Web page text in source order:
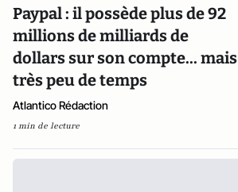
Paypal : il possède plus de 92
millions de milliards de
dollars sur son compte... mais
très peu de temps
Atlantico Rédaction
1 min de lecture